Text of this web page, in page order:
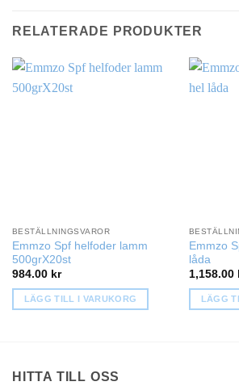
RELATERADE PRODUKTER
BESTÄLLNINGSVAROR
Emmzo Spf helfoder lamm
500grX20st
984.00 kr
LÄGG TILL I VARUKORG
Emmzo
låda
1,158.00
LÄGG
HITTA TILL OSS